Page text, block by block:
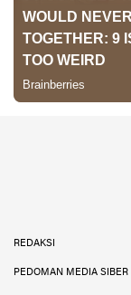
REDAKSI
PEDOMAN MEDIA SIBER